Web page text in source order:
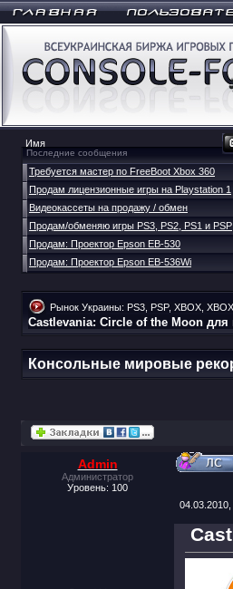
Последние сообщения
Требуется мастер по FreeBoot Xbox 360
Продам лицензионные игры на Playstation 1
Видеокассеты на продажу / обмен
Продам/обменяю игры PS3, PS2, PS1 и PSP
Продам: Проектор Epson EB-530
Продам: Проектор Epson EB-536Wi
Рынок Украины: PS3, PSP, XBOX,
Castlevania: Circle of the Moon для
Консольные мировые
Admin
Администратор
Уровень: 100